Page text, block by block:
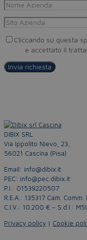
Cliccando su questa
e accettato il
DIBIX SRL
Via Ippolito Nievo, 23,
56021 Cascina (Pisa)
Email: info@dibix.it
PEC: info@pec.dibix.it
P.I.: 01539220507
R.E.A.: 135317 Cam. Comm.
C.I.V.: 10.200 € – S.d.I.:
Privacy policy | Cookie